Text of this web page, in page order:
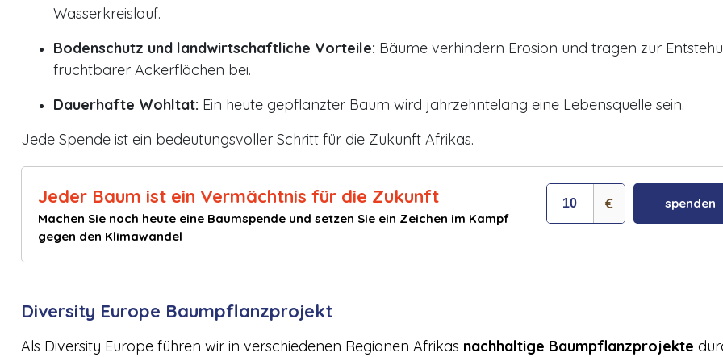
Wasserkreislauf.
Bodenschutz und landwirtschaftliche Vorteile: Bäume verhindern Erosion und tragen zur
fruchtbarer Ackerflächen bei.
Dauerhafte Wohltat: Ein heute gepflanzter Baum wird jahrzehntelang eine Lebensquelle sein.
Jede Spende ist ein bedeutungsvoller Schritt für die Zukunft Afrikas.
Jeder Baum ist ein Vermächtnis für die Zukunft
Machen Sie noch heute eine Baumspende und setzen Sie ein Zeichen im Kampf
gegen den Klimawandel
€ spenden
Diversity Europe Baumpflanzprojekt
Als Diversity Europe führen wir in verschiedenen Regionen Afrikas nachhaltige Baumpflanzprojekte